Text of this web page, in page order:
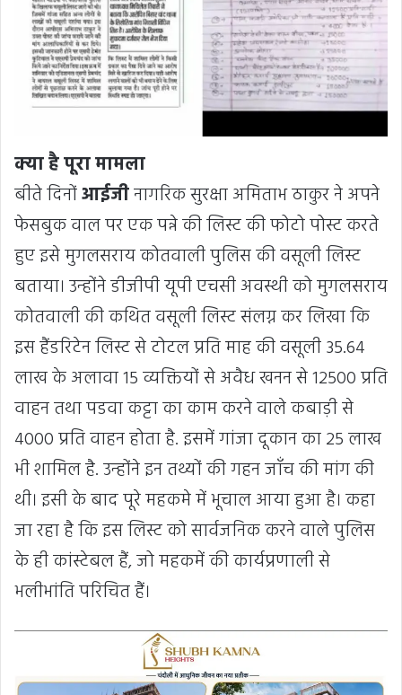
क्या है पूरा मामला
बीते दिनोंआईजीनागरिक सुरक्षा अमिताभ ठाकुर ने अपने
फेसबुक वाल पर एक पन्ने की लिस्ट की फोटो पोस्ट करते
हुए इसे मुगलसराय कोतवाली पुलिस की वसूली लिस्ट
बताया। उन्होंने डीजीपी यूपी एचसी अवस्थी को मुगलसराय
कोतवाली की कथित वसूली लिस्ट संलग्न कर लिखा कि
इस हैंडरिटेन लिस्ट से टोटल प्रति माह की वसूली 35.64
लाख के अलावा 15 व्यक्तियों से अवैध खनन से 12500 प्रति
वाहन तथा पडवा कट्टा का काम करने वाले कबाड़ी से
4000 प्रति वाहन होता है. इसमें गांजा दूकान का 25 लाख
भी शामिल है. उन्होंने इन तथ्यों की गहन जाँच की मांग की
थी। इसी के बाद पूरे महकमे में भूचाल आया हुआ है। कहा
जा रहा है कि इस लिस्ट को सार्वजनिक करने वाले पुलिस
के ही कांस्टेबल हैं, जो महकमें की कार्यप्रणाली से
भलीभांति परिचित हैं।